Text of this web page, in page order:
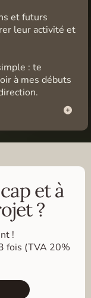
et futurs
leur activité et
: te
à mes débuts
(Institut de
Avignon certifiée
avec le
de Médecine
Zhao
faciale)
(I.M.T.C)
avec
et à
?
!
fois (TVA 20%